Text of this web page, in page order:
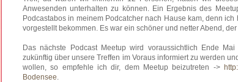
Anwesenden unterhalten zu können. Ein Ergebnis des
Podcastabos in meinem Podcatcher nach Hause kam, denn
vorgestellt bekommen. Es war ein schöner und netter Abend,
Das nächste Podcast Meetup wird voraussichtlich Ende
zukünftig über unsere Treffen im Voraus informiert zu werden
wollen, so empfehle ich dir, dem Meetup beizutreten ->
Bodensee